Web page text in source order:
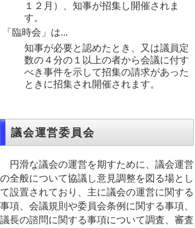
１２月）、知事が招集し開催されま
す。
「臨時会」は...
知事が必要と認めたとき、又は議員定
数の４分の１以上の者から会議に付す
べき事件を示して招集の請求があった
ときに招集され開催されます。
議会運営委員会
円滑な議会の運営を期すために、議会運営
の全般について協議し意見調整を図る場とし
て設置されており、主に議会の運営に関する
事項、会議規則や委員会条例に関する事項、
議長の諮問に関する事項について調査、審査